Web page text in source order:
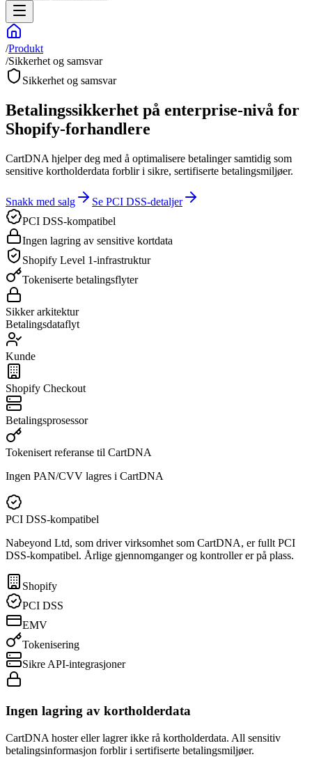
/Produkt
/Sikkerhet og samsvar
Sikkerhet og samsvar
Betalingssikkerhet på enterprise-nivå for
Shopify-forhandlere
CartDNA hjelper deg med å optimalisere betalinger samtidig som
sensitive kortholderdata forblir i sikre, sertifiserte betalingsmiljøer.
Snakk med salg
Se PCI DSS-detaljer
PCI DSS-kompatibel
Ingen lagring av sensitive kortdata
Shopify Level 1-infrastruktur
Tokeniserte betalingsflyter
Sikker arkitektur
Betalingsdataflyt
Kunde
Shopify Checkout
Betalingsprosessor
Tokenisert referanse til CartDNA
Ingen PAN/CVV lagres i CartDNA
PCI DSS-kompatibel
Nabeyond Ltd, som driver virksomhet som CartDNA, er fullt PCI
DSS-kompatibel. Årlige gjennomganger og kontroller er på plass.
Shopify
PCI DSS
EMV
Tokenisering
Sikre API-integrasjoner
Ingen lagring av kortholderdata
CartDNA hoster eller lagrer ikke rå kortholderdata. All sensitiv
betalingsinformasjon forblir i sertifiserte betalingsmiljøer.